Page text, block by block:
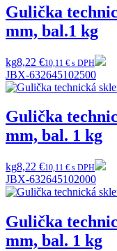
Gulička
mm, bal.1 kg
kg8,22 €10,11 € s DPH
JBX-632645102500
Gulička
mm, bal. 1 kg
kg8,22 €10,11 € s DPH
JBX-632645102000
Gulička
mm, bal. 1 kg